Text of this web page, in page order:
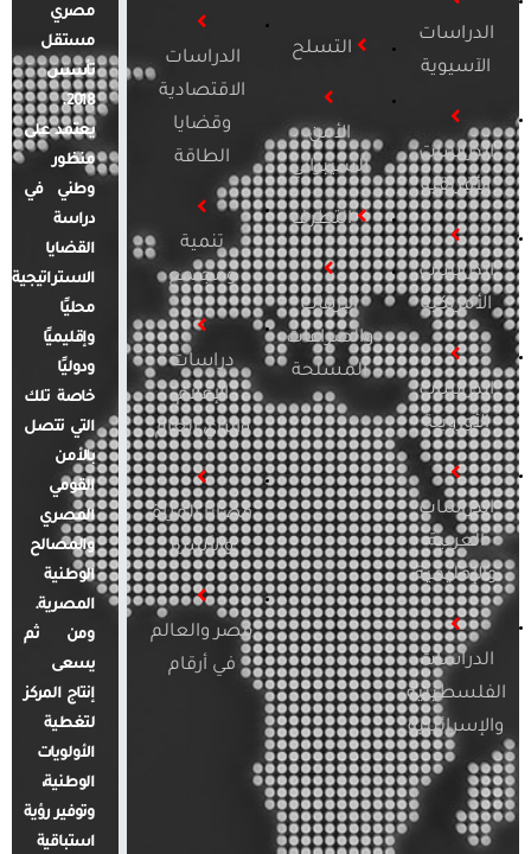
الدراسات
الآسيوية
الدراسات
الأفريقية
الدراسات
الأمريكية
الدراسات
الأوروبية
الدراسات
العربية
والإقليمية
الدراسات
الفلسطينية
والإسرائيلية
التسلح
الأمن
السيبراني
التطرف
الإرهاب
والصراعات
المسلحة
الدراسات
الاقتصادية
وقضايا
الطاقة
تنمية
ومجتمع
دراسات
الإعلام
والرأي العام
قضايا المرأة
والأسرة
مصر والعالم
في أرقام
مصري
مستقل
تأسس
2018.
يعتمد على
منظور
وطني في
دراسة
القضايا
الاستراتيجية
محليًا
وإقليميًا
ودوليًا
خاصة تلك
التي تتصل
بالأمن
القومي
المصري
والمصالح
الوطنية
المصرية.
ومن ثم
يسعى
إنتاج المركز
لتغطية
الأولويات
الوطنية،
وتوفير رؤية
استباقية